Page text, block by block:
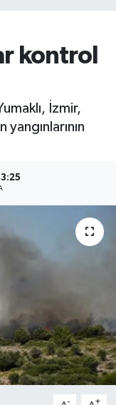
kontrol
İzmir,
- +